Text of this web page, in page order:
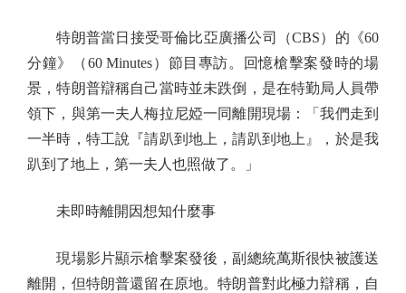
特朗普當日接受哥倫比亞廣播公司（CBS）的《60
分鐘》（60 Minutes）節目專訪。回憶槍擊案發時的場
景，特朗普辯稱自己當時並未跌倒，是在特勤局人員帶
領下，與第一夫人梅拉尼婭一同離開現場：「我們走到
一半時，特工說『請趴到地上，請趴到地上』，於是我
趴到了地上，第一夫人也照做了。」
未即時離開因想知什麼事
現場影片顯示槍擊案發後，副總統萬斯很快被護送
離開，但特朗普還留在原地。特朗普對此極力辯稱，自